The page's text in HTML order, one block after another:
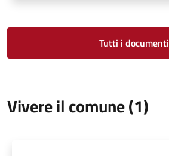
Tutti i documenti
Vivere il comune (1)